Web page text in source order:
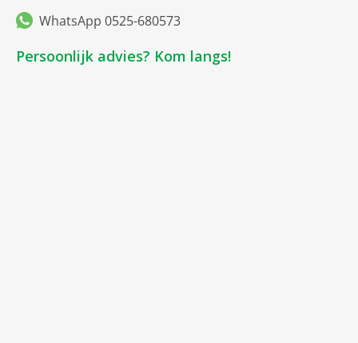
WhatsApp 0525-680573
Persoonlijk advies? Kom langs!